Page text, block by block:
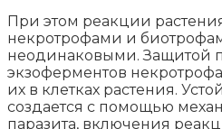
При этом реакции
некротрофами и
неодинаковыми. Защитой
экзоферментов
их в клетках растения.
создается с помощью
паразита, включения